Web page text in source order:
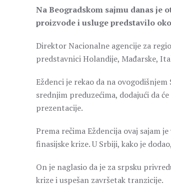
Na Beogradskom sajmu danas je
proizvode i usluge predstavilo
Direktor Nacionalne agencije za
predstavnici Holandije, Mađarske,
Eždenci je rekao da na
srednjim preduzećima, dodajući da
prezentacije.
Prema rečima Eždencija ovaj sajam
finasijske krize. U Srbiji, kako je
On je naglasio da je za srpsku
krize i uspešan završetak tranzicije.